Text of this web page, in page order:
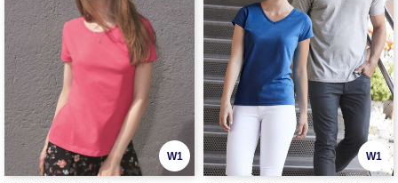
W1 W1